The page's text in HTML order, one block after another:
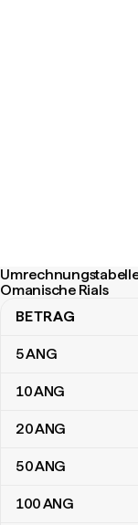
Omanische Rials
BETRAG
5ANG
10ANG
20ANG
50ANG
100ANG